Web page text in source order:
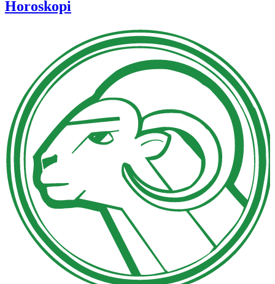
Horoskopi